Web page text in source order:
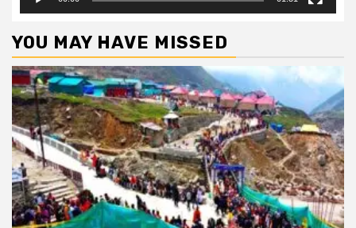
YOU MAY HAVE MISSED